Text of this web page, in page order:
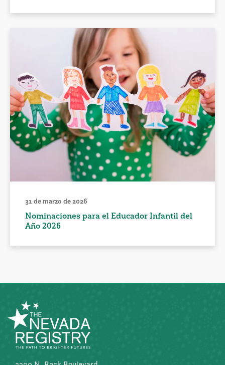
31 de marzo de 2026
Nominaciones para el Educador Infantil del
Año 2026